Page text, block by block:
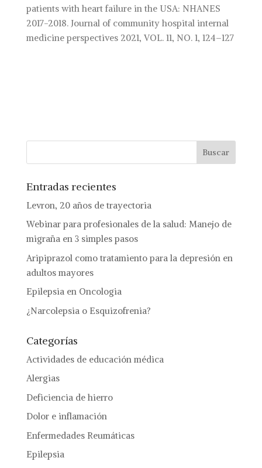
patients with heart failure in the USA: NHANES
2017-2018. Journal of community hospital internal
medicine perspectives 2021, VOL. 11, NO. 1, 124–127
Entradas recientes
Levron, 20 años de trayectoria
Webinar para profesionales de la salud: Manejo de
migraña en 3 simples pasos
Aripiprazol como tratamiento para la depresión en
adultos mayores
Epilepsia en Oncologia
¿Narcolepsia o Esquizofrenia?
Categorías
Actividades de educación médica
Alergias
Deficiencia de hierro
Dolor e inflamación
Enfermedades Reumáticas
Epilepsia